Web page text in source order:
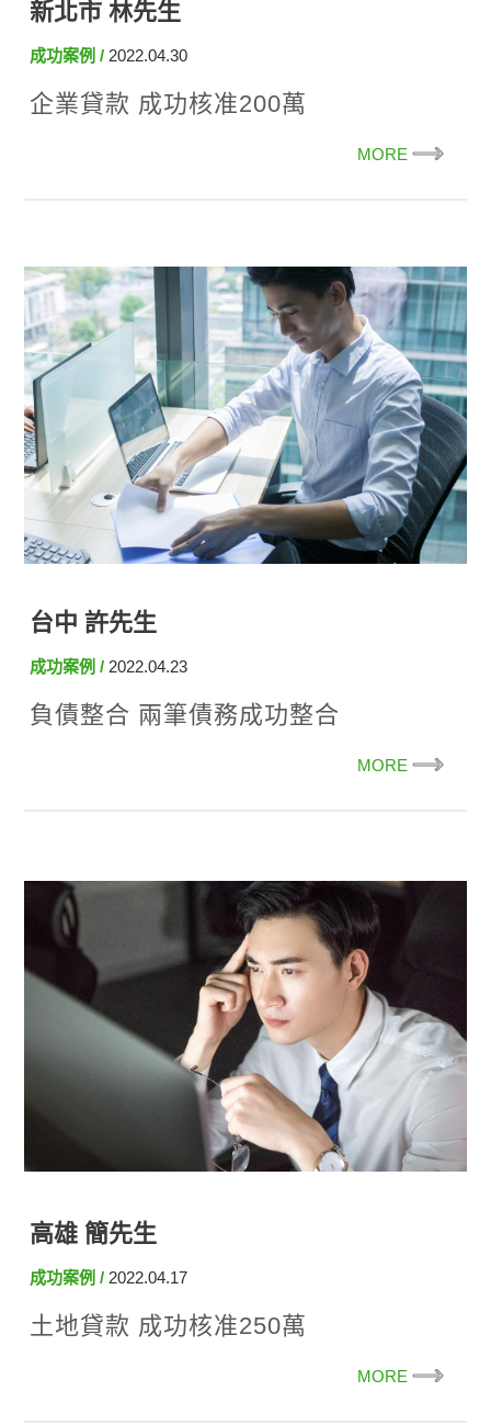
新北市 林先生
成功案例 2022.04.30
企業貸款 成功核准200萬
MORE
台中 許先生
成功案例 2022.04.23
負債整合 兩筆債務成功整合
MORE
高雄 簡先生
成功案例 2022.04.17
土地貸款 成功核准250萬
MORE